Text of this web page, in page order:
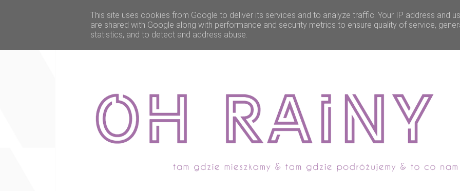
This site uses cookies from Google to deliver its services and to analyze traffic. Your IP address and
are shared with Google along with performance and security metrics to ensure quality of service,
statistics, and to detect and address abuse.